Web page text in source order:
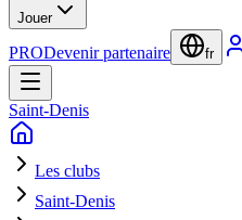
Jouer
PRODevenir partenaire fr
Saint-Denis
Les clubs
Saint-Denis